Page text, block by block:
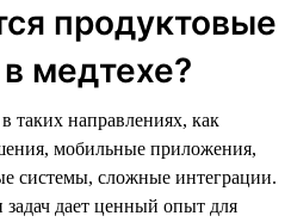
продуктовые
медтехе?
таких направлениях, как
мобильные приложения,
системы, сложные интеграции.
задач дает ценный опыт для